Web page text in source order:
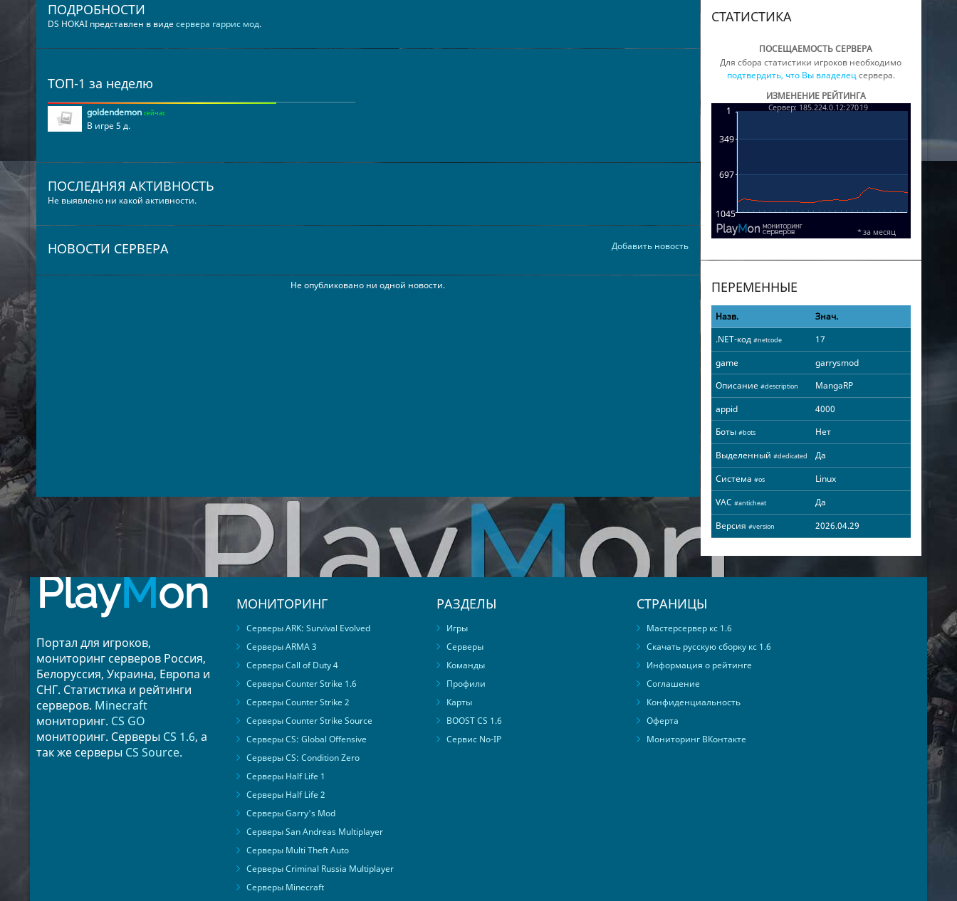
ПОДРОБНОСТИ
DS HOKAI представлен в видесервера гаррис мод.
ТОП-1 за неделю
goldendemon сейчас
В игре 5 д.
ПОСЛЕДНЯЯ АКТИВНОСТЬ
Не выявлено ни какой активности.
Добавить новость
НОВОСТИ СЕРВЕРА
Не опубликовано ни одной новости.
СТАТИСТИКА
ПОСЕЩАЕМОСТЬ СЕРВЕРА
Для сбора статистики игроков необходимо
подтвердить, что Вы владелецсервера.
ИЗМЕНЕНИЕ РЕЙТИНГА
ПЕРЕМЕННЫЕ
Назв.
Знач.
.NET-код #netcode
17
game
garrysmod
Описание #description
MangaRP
appid
4000
Боты #bots
Нет
Выделенный #dedicated
Да
Система #os
Linux
VAC #anticheat
Да
Версия #version 2026.04.29
PlayMon
Портал для игроков,
мониторинг серверов Россия,
Белоруссия, Украина, Европа и
СНГ. Статистика и рейтинги
серверов. Minecraft
мониторинг. CS GO
мониторинг. Серверы CS 1.6, а
так же серверы CS Source.
МОНИТОРИНГ
Серверы ARK: Survival Evolved
Серверы ARMA 3
Серверы Call of Duty 4
Серверы Counter Strike 1.6
Серверы Counter Strike 2
Серверы Counter Strike Source
Серверы CS: Global Offensive
Серверы CS: Condition Zero
Серверы Half Life 1
Серверы Half Life 2
Серверы Garry's Mod
Серверы San Andreas Multiplayer
Серверы Multi Theft Auto
Серверы Criminal Russia Multiplayer
Серверы Minecraft
РАЗДЕЛЫ
Игры
Серверы
Команды
Профили
Карты
BOOST CS 1.6
Сервис No-IP
СТРАНИЦЫ
Мастерсервер кс 1.6
Скачать русскую сборку кс 1.6
Информация о рейтинге
Соглашение
Конфиденциальность
Оферта
Мониторинг ВКонтакте